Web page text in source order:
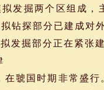
发掘两个区组成
钻探部分已建成对
发掘部分正在紧张建
虢国时期非常盛行